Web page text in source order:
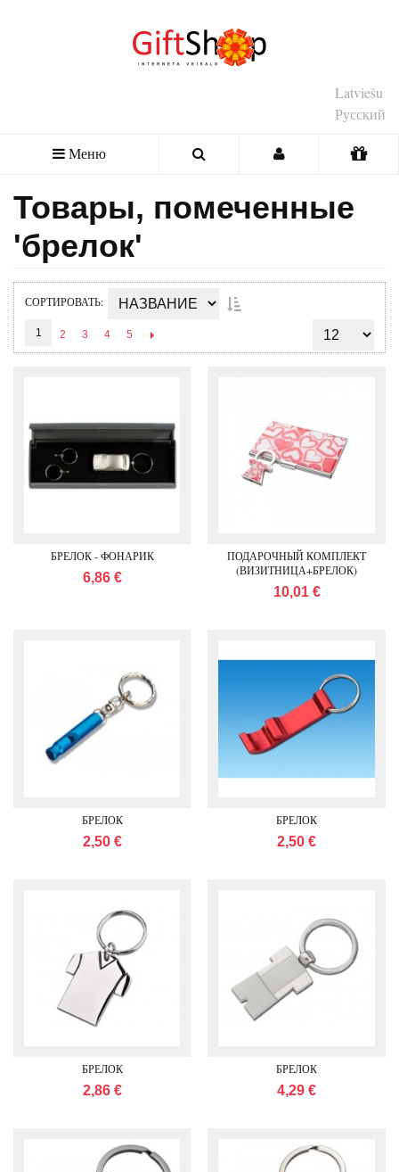
Latviešu
Русский
Меню
Товары, помеченные
'брелок'
СОРТИРОВАТЬ
1 2 3 4 5
БРЕЛОК - ФОНАРИК
6,86 €
ПОДАРОЧНЫЙ КОМПЛЕКТ
(ВИЗИТНИЦА+БРЕЛОК)
10,01 €
БРЕЛОК
2,50 €
БРЕЛОК
2,50 €
БРЕЛОК
2,86 €
БРЕЛОК
4,29 €